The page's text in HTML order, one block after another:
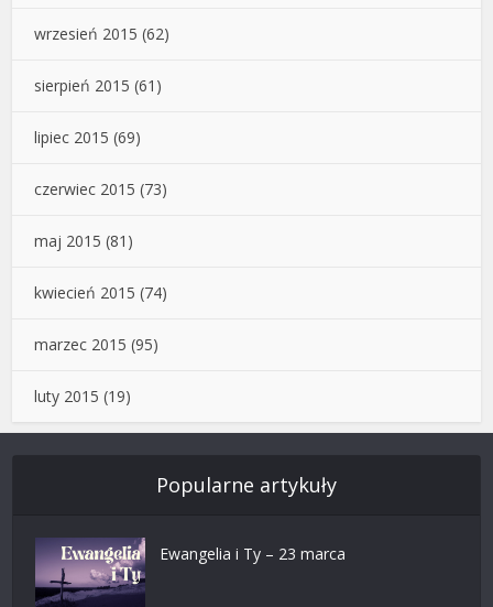
wrzesień 2015 (62)
sierpień 2015 (61)
lipiec 2015 (69)
czerwiec 2015 (73)
maj 2015 (81)
kwiecień 2015 (74)
marzec 2015 (95)
luty 2015 (19)
Popularne artykuły
Ewangelia i Ty – 23 marca